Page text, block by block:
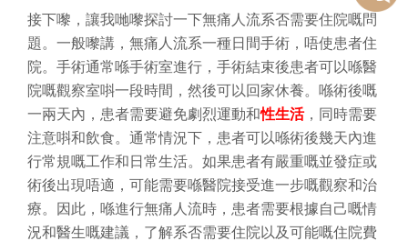
接下嚟，讓我哋嚟探討一下無痛人流系否需要住院嘅問
題。一般嚟講，無痛人流系一種日間手術，唔使患者住
院。手術通常喺手術室進行，手術結束後患者可以喺醫
院嘅觀察室唞一段時間，然後可以回家休養。喺術後嘅
一兩天內，患者需要避免劇烈運動和性生活，同時需要
注意唞和飲食。通常情況下，患者可以喺術後幾天內進
行常規嘅工作和日常生活。如果患者有嚴重嘅並發症或
術後出現唔適，可能需要喺醫院接受進一步嘅觀察和治
療。因此，喺進行無痛人流時，患者需要根據自己嘅情
況和醫生嘅建議，了解系否需要住院以及可能嘅住院費